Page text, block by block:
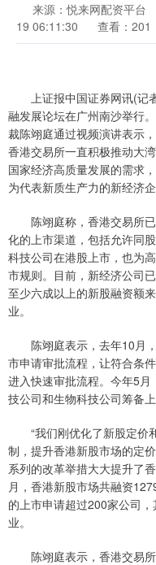
来源：悦来网配资平台
19 06:11:30
查看：201
上证报中国证券网讯(记
融发展论坛在广州南沙举行
裁陈翊庭通过视频演讲表示
香港交易所一直积极推动大
国家经济高质量发展的需求
为代表新质生产力的新经济
陈翊庭称，香港交易所已
化的上市渠道，包括允许同
科技公司在港股上市，也为
市规则。目前，新经济公司
至少六成以上的新股融资额
业。
陈翊庭表示，去年10月，
市申请审批流程，让符合条
进入快速审批流程。今年5月
技公司和生物科技公司筹备上
“我们刚优化了新股定价
制，提升香港新股市场的定
系列的改革举措大大提升了
月，香港新股市场共融资
的上市申请超过200家公司
业。
陈翊庭表示，香港交易所